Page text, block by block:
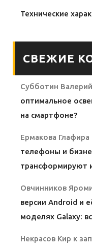
Технические
СВЕЖИЕ
Субботин Валерий
оптимальное
на смартфоне?
Ермакова Глафира
телефоны и
трансформируют
Овчинников
версии Android и
моделях Galaxy:
Некрасов Кир к